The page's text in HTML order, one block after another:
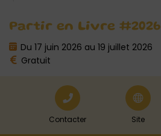
Partir en Livre #2026
Du 17 juin 2026 au 19 juillet 2026
Gratuit
Contacter Site